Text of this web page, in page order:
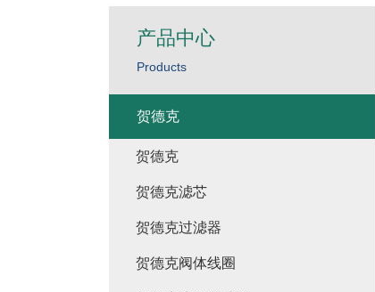
产品中心
Products
贺德克
贺德克
贺德克滤芯
贺德克过滤器
贺德克阀体线圈